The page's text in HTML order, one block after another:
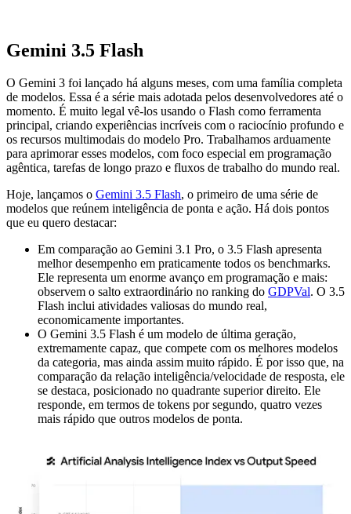
Gemini 3.5 Flash
O Gemini 3 foi lançado há alguns meses, com uma família completa
de modelos. Essa é a série mais adotada pelos desenvolvedores até o
momento. É muito legal vê-los usando o Flash como ferramenta
principal, criando experiências incríveis com o raciocínio profundo e
os recursos multimodais do modelo Pro. Trabalhamos arduamente
para aprimorar esses modelos, com foco especial em programação
agêntica, tarefas de longo prazo e fluxos de trabalho do mundo real.
Hoje, lançamos o Gemini 3.5 Flash, o primeiro de uma série de
modelos que reúnem inteligência de ponta e ação. Há dois pontos
que eu quero destacar:
Em comparação ao Gemini 3.1 Pro, o 3.5 Flash apresenta
melhor desempenho em praticamente todos os benchmarks.
Ele representa um enorme avanço em programação e mais:
observem o salto extraordinário no ranking do GDPVal. O 3.5
Flash inclui atividades valiosas do mundo real,
economicamente importantes.
O Gemini 3.5 Flash é um modelo de última geração,
extremamente capaz, que compete com os melhores modelos
da categoria, mas ainda assim muito rápido. É por isso que, na
comparação da relação inteligência/velocidade de resposta, ele
se destaca, posicionado no quadrante superior direito. Ele
responde, em termos de tokens por segundo, quatro vezes
mais rápido que outros modelos de ponta.